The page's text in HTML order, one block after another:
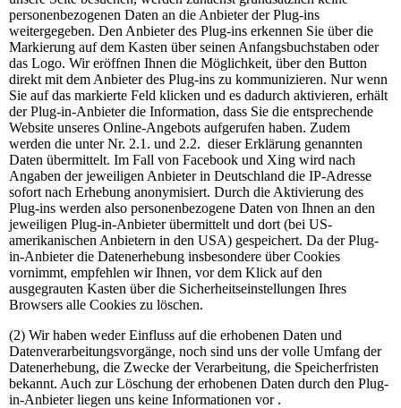
personenbezogenen Daten an die Anbieter der Plug-ins
weitergegeben. Den Anbieter des Plug-ins erkennen Sie über die
Markierung auf dem Kasten über seinen Anfangsbuchstaben oder
das Logo. Wir eröffnen Ihnen die Möglichkeit, über den Button
direkt mit dem Anbieter des Plug-ins zu kommunizieren. Nur wenn
Sie auf das markierte Feld klicken und es dadurch aktivieren, erhält
der Plug-in-Anbieter die Information, dass Sie die entsprechende
Website unseres Online-Angebots aufgerufen haben. Zudem
werden die unter Nr. 2.1. und 2.2. dieser Erklärung genannten
Daten übermittelt. Im Fall von Facebook und Xing wird nach
Angaben der jeweiligen Anbieter in Deutschland die IP-Adresse
sofort nach Erhebung anonymisiert. Durch die Aktivierung des
Plug-ins werden also personenbezogene Daten von Ihnen an den
jeweiligen Plug-in-Anbieter übermittelt und dort (bei US-
amerikanischen Anbietern in den USA) gespeichert. Da der Plug-
in-Anbieter die Datenerhebung insbesondere über Cookies
vornimmt, empfehlen wir Ihnen, vor dem Klick auf den
ausgegrauten Kasten über die Sicherheitseinstellungen Ihres
Browsers alle Cookies zu löschen.
(2) Wir haben weder Einfluss auf die erhobenen Daten und
Datenverarbeitungsvorgänge, noch sind uns der volle Umfang der
Datenerhebung, die Zwecke der Verarbeitung, die Speicherfristen
bekannt. Auch zur Löschung der erhobenen Daten durch den Plug-
in-Anbieter liegen uns keine Informationen vor .